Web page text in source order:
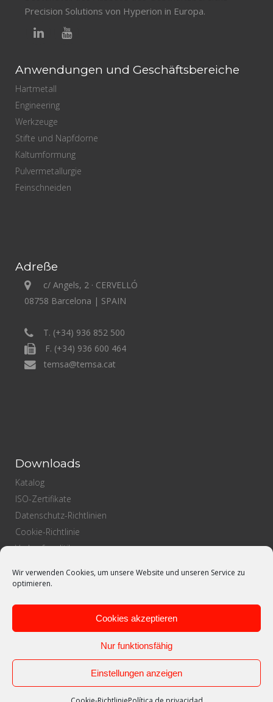
Wir verwenden Cookies, um unsere Website und unseren Service zu
optimieren.
Cookies akzeptieren
Nur funktionsfähig
Einstellungen anzeigen
Precision Solutions von Hyperion in Europa.
Anwendungen und Geschäftsbereiche
Hartmetall
Engineering
Werkzeuge
Stifte und Napfdorne
Kaltumformung
Pulvermetallurgie
Feinschneiden
Adreße
c/ Angels, 2 · CERVELLÓ
08758 Barcelona | SPAIN
T. (+34) 936 852 500
F. (+34) 936 600 464
temsa@temsa.cat
Downloads
Katalog
ISO-Zertifikate
Datenschutz-Richtlinien
Cookie-Richtlinie
Verkaufspolitik
Qualitätspolitik